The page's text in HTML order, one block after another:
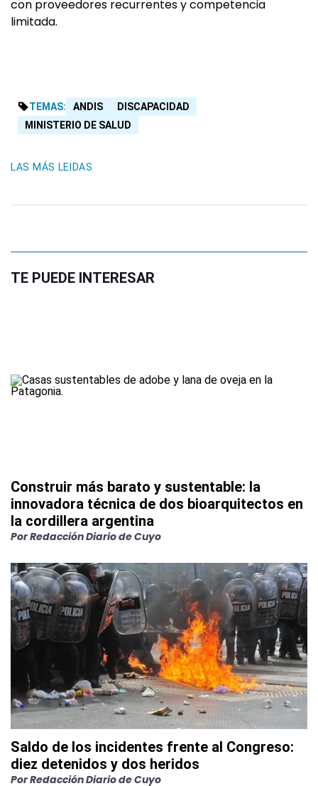
con proveedores recurrentes y competencia
limitada.
TEMAS: ANDIS
DISCAPACIDAD
MINISTERIO DE SALUD
LAS MÁS LEIDAS
TE PUEDE INTERESAR
Construir más barato y sustentable: la
innovadora técnica de dos bioarquitectos en
la cordillera argentina
PorRedacción Diario de Cuyo
Saldo de los incidentes frente al Congreso:
diez detenidos y dos heridos
PorRedacción Diario de Cuyo